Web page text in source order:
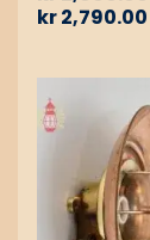
kr2,790.00